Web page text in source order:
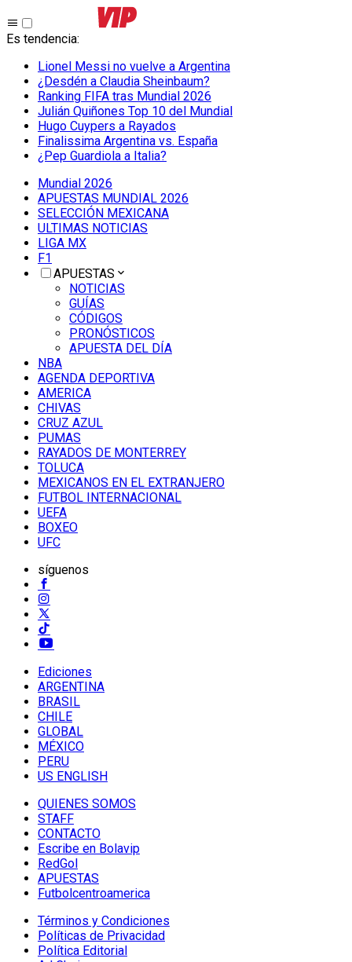
Es tendencia:
Lionel Messi no vuelve a Argentina
¿Desdén a Claudia Sheinbaum?
Ranking FIFA tras Mundial 2026
Julián Quiñones Top 10 del Mundial
Hugo Cuypers a Rayados
Finalissima Argentina vs. España
¿Pep Guardiola a Italia?
Mundial 2026
APUESTAS MUNDIAL 2026
SELECCIÓN MEXICANA
ULTIMAS NOTICIAS
LIGA MX
F1
APUESTAS
NOTICIAS
GUÍAS
CÓDIGOS
PRONÓSTICOS
APUESTA DEL DÍA
NBA
AGENDA DEPORTIVA
AMERICA
CHIVAS
CRUZ AZUL
PUMAS
RAYADOS DE MONTERREY
TOLUCA
MEXICANOS EN EL EXTRANJERO
FUTBOL INTERNACIONAL
UEFA
BOXEO
UFC
síguenos
Ediciones
ARGENTINA
BRASIL
CHILE
GLOBAL
MÉXICO
PERU
US ENGLISH
QUIENES SOMOS
STAFF
CONTACTO
Escribe en Bolavip
RedGol
APUESTAS
Futbolcentroamerica
Términos y Condiciones
Políticas de Privacidad
Política Editorial